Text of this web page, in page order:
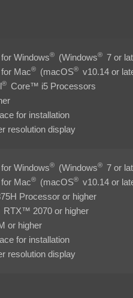
Windows® (Windows® 7 or
Mac® (macOS® v10.14 or
® Core™ i5 Processors
for installation
resolution display
Windows® (Windows® 7 or
Mac® (macOS® v10.14 or
Processor or higher
RTX™ 2070 or higher
or higher
for installation
resolution display